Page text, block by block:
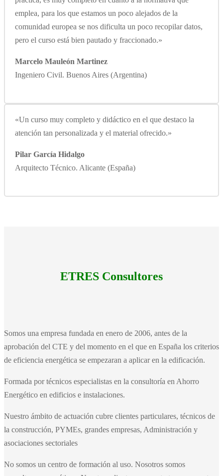
emplea, para los que estamos un poco alejados de la
comunidad europea se nos dificulta un poco recopilar datos,
pero el curso está bien pautado y fraccionado.»
Marcelo Mauleón Martinez
Ingeniero Civil. Buenos Aires (Argentina)
«Un curso muy completo y didáctico en el que destaco la
atención tan personalizada y el material ofrecido.»
Pilar García Hidalgo
Arquitecto Técnico. Alicante (España)
ETRES Consultores
Somos una empresa fundada en enero de 2006, antes de la
aprobación del CTE y del momento en el que en España los criterios
de eficiencia energética se empezaran a aplicar en la edificación.
Formada por técnicos especialistas en la consultoría en Ahorro
Energético en edificios e instalaciones.
Nuestro ámbito de actuación cubre clientes particulares, técnicos de
la construcción, PYMEs, grandes empresas, Administración y
asociaciones sectoriales
No somos un centro de formación al uso. Nosotros somos